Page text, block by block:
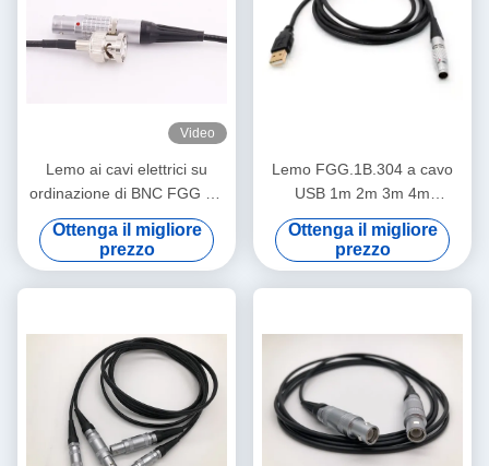
Video
Lemo ai cavi elettrici su
ordinazione di BNC FGG 0B
1B 2B 3B al maschio di BNC
ed al cavo femminile
Ottenga il migliore
prezzo
Lemo FGG.1B.304 a cavo
USB 1m 2m 3m 4m
lunghezza personalizzata
cavo dati OEM
Ottenga il migliore
prezzo